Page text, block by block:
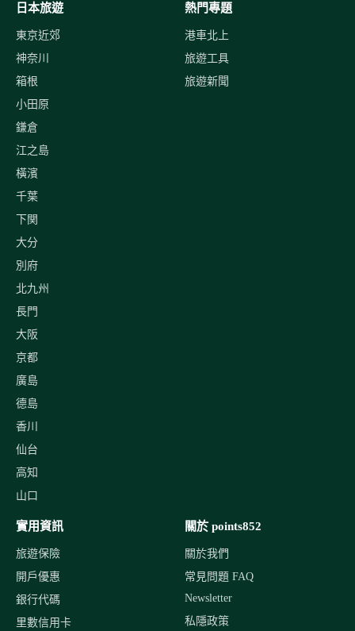
日本旅遊
東京近郊
神奈川
箱根
小田原
鎌倉
江之島
橫濱
千葉
下関
大分
別府
北九州
長門
大阪
京都
廣島
德島
香川
仙台
高知
山口
熱門專題
港車北上
旅遊工具
旅遊新聞
實用資訊
旅遊保險
開戶優惠
銀行代碼
里數信用卡
關於 points852
關於我們
常見問題 FAQ
Newsletter
私隱政策